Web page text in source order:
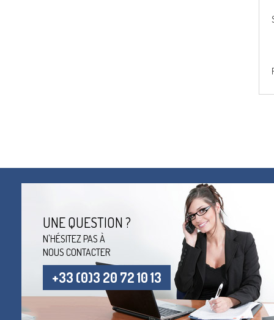
UNE QUESTION ?
N'HÉSITEZ PAS À
NOUS CONTACTER
+33 (0)3 20 72 10 13